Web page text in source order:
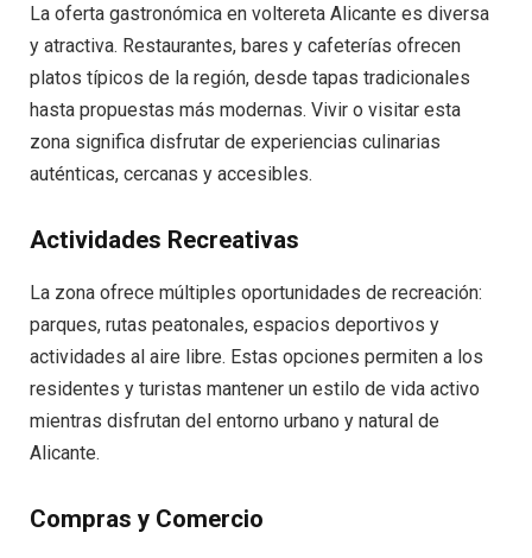
La oferta gastronómica en voltereta Alicante es diversa
y atractiva. Restaurantes, bares y cafeterías ofrecen
platos típicos de la región, desde tapas tradicionales
hasta propuestas más modernas. Vivir o visitar esta
zona significa disfrutar de experiencias culinarias
auténticas, cercanas y accesibles.
Actividades Recreativas
La zona ofrece múltiples oportunidades de recreación:
parques, rutas peatonales, espacios deportivos y
actividades al aire libre. Estas opciones permiten a los
residentes y turistas mantener un estilo de vida activo
mientras disfrutan del entorno urbano y natural de
Alicante.
Compras y Comercio